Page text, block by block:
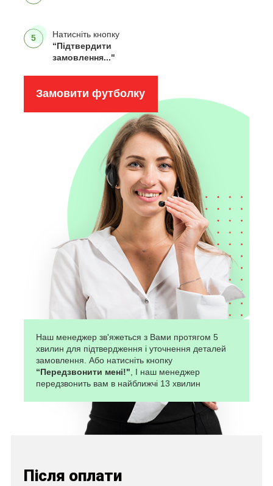
5
Натисніть кнопку
“Підтвердити
замовлення..."
Замовити футболку
Наш менеджер зв'яжеться з Вами протягом 5
хвилин для підтвердження і уточнення деталей
замовлення. Або натисніть кнопку
“Передзвонити мені!", І наш менеджер
передзвонить вам в найближчі 13 хвилин
Після оплати